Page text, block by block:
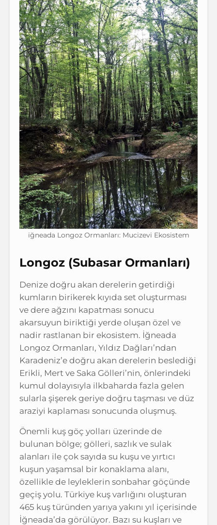
iğneada Longoz Ormanları: Mucizevi Ekosistem
Longoz (Subasar Ormanları)
Denize doğru akan derelerin getirdiği
kumların birikerek kıyıda set oluşturması
ve dere ağzını kapatması sonucu
akarsuyun biriktiği yerde oluşan özel ve
nadir rastlanan bir ekosistem. İğneada
Longoz Ormanları, Yıldız Dağları’ndan
Karadeniz’e doğru akan derelerin beslediği
Erikli, Mert ve Saka Gölleri’nin, önlerindeki
kumul dolayısıyla ilkbaharda fazla gelen
sularla şişerek geriye doğru taşması ve düz
araziyi kaplaması sonucunda oluşmuş.
Önemli kuş göç yolları üzerinde de
bulunan bölge; gölleri, sazlık ve sulak
alanları ile çok sayıda su kuşu ve yırtıcı
kuşun yaşamsal bir konaklama alanı,
özellikle de leyleklerin sonbahar göçünde
geçiş yolu. Türkiye kuş varlığını oluşturan
465 kuş türünden yarıya yakını yıl içerisinde
İğneada’da görülüyor. Bazı su kuşları ve